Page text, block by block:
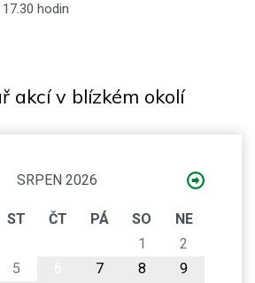
hodin
akcí v blízkém okolí
SRPEN 2026
ST ČT PÁ SO
NE
1
2
5 7 8
9